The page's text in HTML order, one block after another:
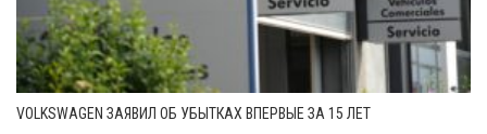
VOLKSWAGEN ЗАЯВИЛ ОБ УБЫТКАХ ВПЕРВЫЕ ЗА 15 ЛЕТ